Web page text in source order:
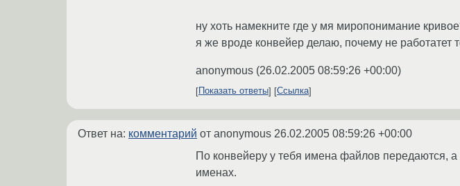
ну хоть намекните где у мя миропонимание
я же вроде конвейер делаю, почему не работатет
anonymous (26.02.2005 08:59:26 +00:00)
Показать ответы Ссылка
Ответ на: комментарий от anonymous 26.02.2005 08:59:26 +00:00
По конвейеру у тебя имена файлов передаются,
именах.